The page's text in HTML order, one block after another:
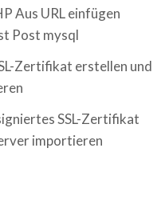
Aus URL einfügen
Post mysql
Zertifikat erstellen und
SSL-Zertifikat
importieren